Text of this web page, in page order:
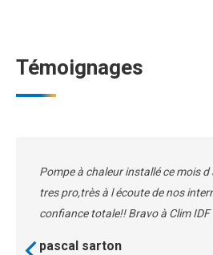
Témoignages
pascal sarton
Pompe à chaleur installé ce mois
tres pro,très à l écoute de nos
confiance totale!! Bravo à Clim IDF